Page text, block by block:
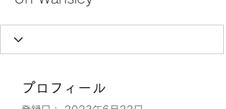
プロフィール